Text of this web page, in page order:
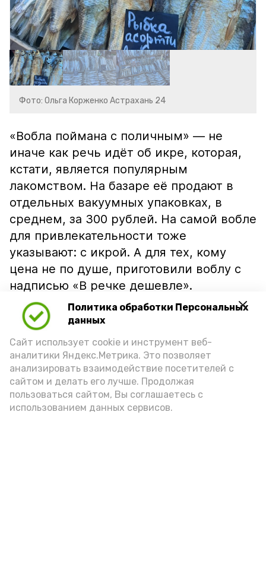
Политика обработки Персональных
данных
Сайт использует cookie и инструмент веб-
аналитики Яндекс.Метрика. Это позволяет
анализировать взаимодействие посетителей с
сайтом и делать его лучше. Продолжая
пользоваться сайтом, Вы соглашаетесь с
использованием данных сервисов.
Фото: Ольга Корженко Астрахань 24
«Вобла поймана с поличным» — не
иначе как речь идёт об икре, которая,
кстати, является популярным
лакомством. На базаре её продают в
отдельных вакуумных упаковках, в
среднем, за 300 рублей. На самой вобле
для привлекательности тоже
указывают: с икрой. А для тех, кому
цена не по душе, приготовили воблу с
надписью «В речке дешевле».